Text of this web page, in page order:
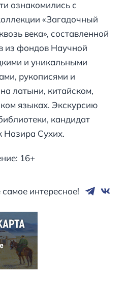
ознакомились с
«Загадочный
века», составленной
из фондов Научной
и уникальными
рукописями и
латыни, китайском,
языках. Экскурсию
кандидат
Назира Сухих.
16+
интересное!